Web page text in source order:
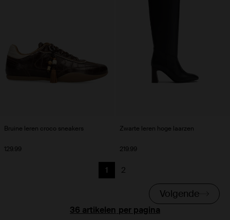
Bruine leren croco sneakers
129.99
Zwarte leren hoge laarzen
219.99
per pagina
Huidige pagina
1
Vorige
2
Volgende